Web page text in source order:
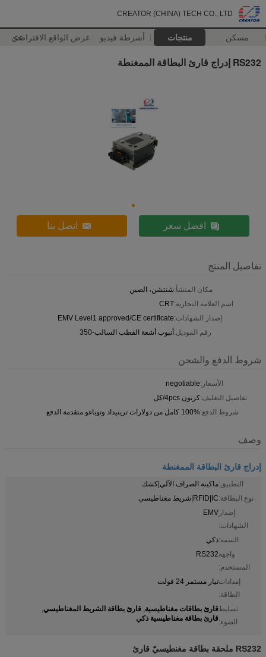
CREATOR (CHINA) TECH CO., LTD
مسكن منتجات أشرطة فيديو عرض الواقع الافتراضي
>>
RS232 إدراج قارئ البطاقة الممغنطة
افضل سعر اتصل بنا
تفاصيل المنتج
مكان المنشأ:شنتشن، الصين
اسم العلامة التجارية:CRT
إصدار الشهادات:EMV Level1 approved/CE certificate
رقم الموديل:أنبوب أشعة القطب السالب-350
شروط الدفع والشحن
الأسعار:negotiable
تفاصيل التغليف:كرتون 4pcs/كل
شروط الدفع:100% كامل من دولارات ترينيداد وتوباغو متقدمة الدفع
وصف
إدراج قارئ البطاقة الممغنطة
التطبيق:ماكينة الصراف الآلي|كشك
نوع البطاقة:RFID|IC|شريط مغناطيسي
إصدار
الشهادات:
EMV
السمة:ذكي
واجهه
المستخدم:
RS232
إمدادات
الطاقة:
تيار مستمر 24 فولت
تسليط
الضوء:
قارئ بطاقات مغناطيسية, قارئ بطاقة الشريط المغناطيسي,
قارئ بطاقة مغناطيسية ذكي
RS232 ملحقة بطاقة مغنطيسيّ قارئ